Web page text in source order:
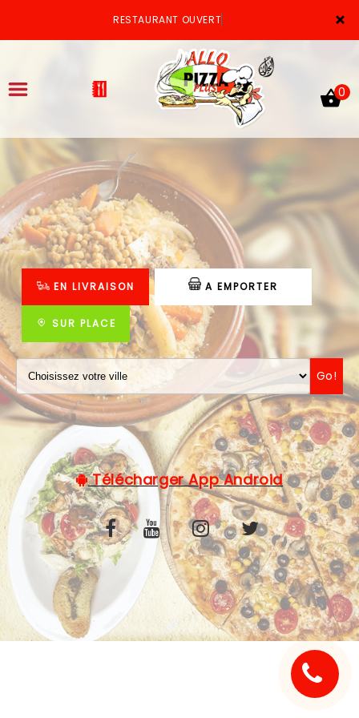
×
RESTAURANT OUVERT
ACCUEIL
LA CARTE
VOTRE COMPTE
NOTRE RESTAURANT
VOS AVIS
MENTIONS LÉGALES
0
EN LIVRAISON A EMPORTER
SUR PLACE
Go!
Télécharger App Android